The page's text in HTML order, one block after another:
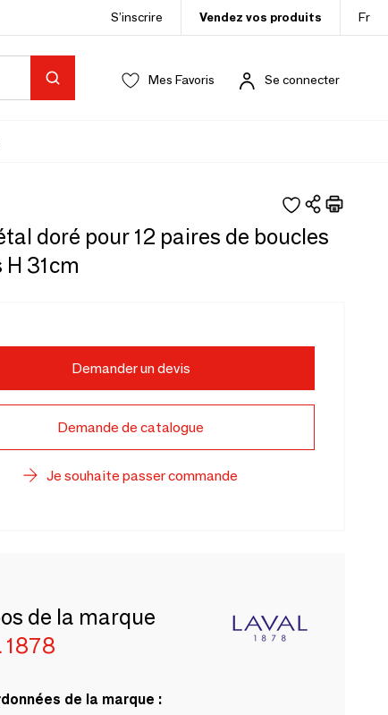
S’inscrire Vendez vos produits Fr
Mes Favoris Se connecter
doré pour 12 paires de boucles
31cm
Demander un devis
Demande de catalogue
Je souhaite passer commande
de la marque
1878
de la marque :